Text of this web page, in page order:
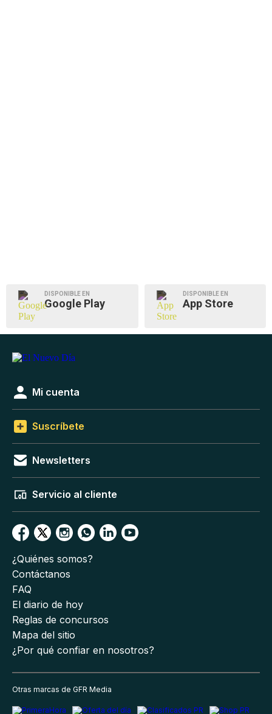
DISPONIBLE EN
Google Play
DISPONIBLE EN
App Store
Mi cuenta
Suscríbete
Newsletters
Servicio al cliente
¿Quiénes somos?
Contáctanos
FAQ
El diario de hoy
Reglas de concursos
Mapa del sitio
¿Por qué confiar en nosotros?
Otras marcas de GFR Media